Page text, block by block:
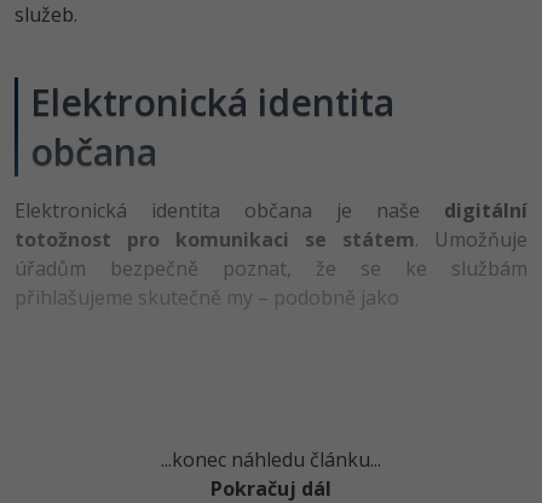
Fórum
Windows
Linux
Kybernetická bezpečnost
Elektronický podpis
-80%
služeb.
Elektronická identita
občana
Elektronická identita občana je naše digitální
totožnost pro komunikaci se státem. Umožňuje
úřadům bezpečně poznat, že se ke službám
přihlašujeme skutečně my – podobně jako
...konec náhledu článku...
Pokračuj dál